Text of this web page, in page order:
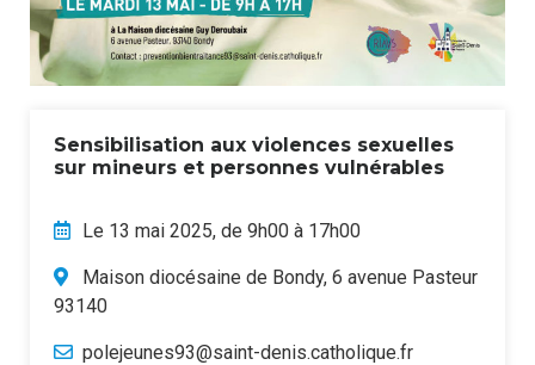
Sensibilisation aux violences sexuelles
sur mineurs et personnes vulnérables
Le 13 mai 2025, de 9h00 à 17h00
Maison diocésaine de Bondy, 6 avenue Pasteur
93140
polejeunes93@saint-denis.catholique.fr